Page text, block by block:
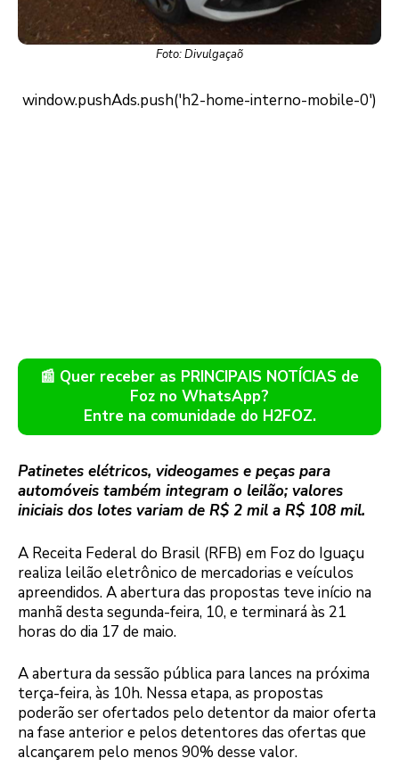
Foto: Divulgaçaõ
📰 Quer receber as PRINCIPAIS NOTÍCIAS de
Foz no WhatsApp?
Entre na comunidade do H2FOZ.
Patinetes elétricos, videogames e peças para
automóveis também integram o leilão; valores
iniciais dos lotes variam de R$ 2 mil a R$ 108 mil.
A Receita Federal do Brasil (RFB) em Foz do Iguaçu
realiza leilão eletrônico de mercadorias e veículos
apreendidos. A abertura das propostas teve início na
manhã desta segunda-feira, 10, e terminará às 21
horas do dia 17 de maio.
A abertura da sessão pública para lances na próxima
terça-feira, às 10h. Nessa etapa, as propostas
poderão ser ofertados pelo detentor da maior oferta
na fase anterior e pelos detentores das ofertas que
alcançarem pelo menos 90% desse valor.